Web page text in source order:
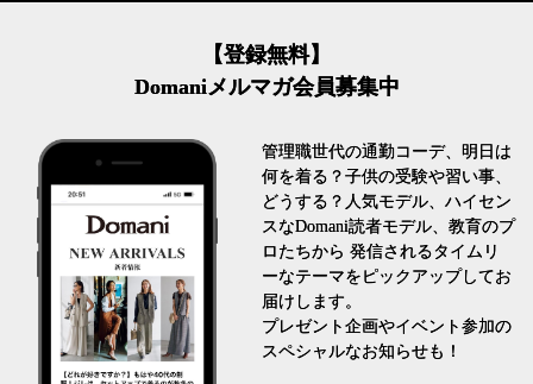
【登録無料】
Domaniメルマガ会員募集中
管理職世代の通勤コーデ、明日は
何を着る？子供の受験や習い事、
どうする？人気モデル、ハイセン
スなDomani読者モデル、教育のプ
ロたちから 発信されるタイムリ
ーなテーマをピックアップしてお
届けします。
プレゼント企画やイベント参加の
スペシャルなお知らせも！